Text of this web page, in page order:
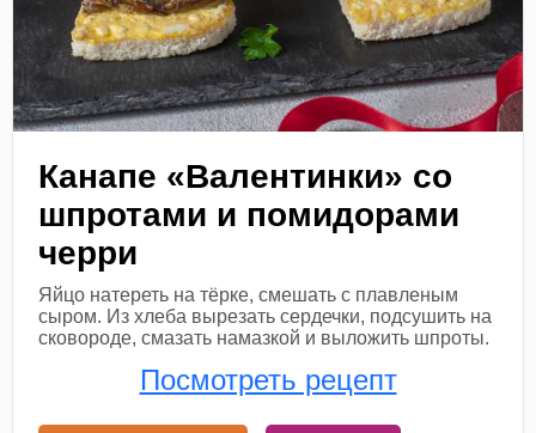
Канапе «Валентинки» со
шпротами и помидорами
черри
Яйцо натереть на тёрке, смешать с плавленым
сыром. Из хлеба вырезать сердечки, подсушить на
сковороде, смазать намазкой и выложить шпроты.
Посмотреть рецепт